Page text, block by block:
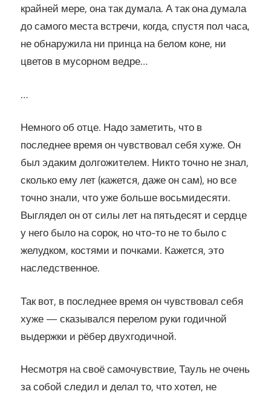
крайней мере, она так думала. А так она думала
до самого места встречи, когда, спустя пол часа,
не обнаружила ни принца на белом коне, ни
цветов в мусорном ведре…
…
Немного об отце. Надо заметить, что в
последнее время он чувствовал себя хуже. Он
был эдаким долгожителем. Никто точно не знал,
сколько ему лет (кажется, даже он сам), но все
точно знали, что уже больше восьмидесяти.
Выглядел он от силы лет на пятьдесят и сердце
у него было на сорок, но что-то не то было с
желудком, костями и почками. Кажется, это
наследственное.
Так вот, в последнее время он чувствовал себя
хуже — сказывался перелом руки годичной
выдержки и рёбер двухгодичной.
Несмотря на своё самочувствие, Тауль не очень
за собой следил и делал то, что хотел, не